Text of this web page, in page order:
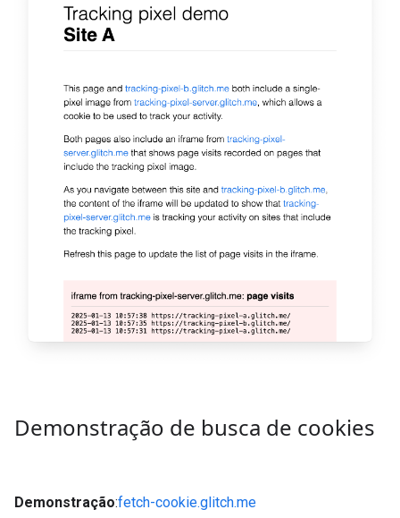
Demonstração de busca de cookies
Demonstração:fetch-cookie.glitch.me